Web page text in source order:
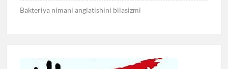
Bakteriya nimani anglatishini bilasizmi